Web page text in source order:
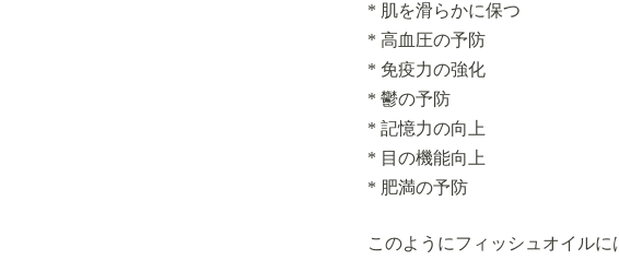
* 肌を滑らかに保つ
* 高血圧の予防
* 免疫力の強化
* 鬱の予防
* 記憶力の向上
* 目の機能向上
* 肥満の予防
このようにフィッシュオイル